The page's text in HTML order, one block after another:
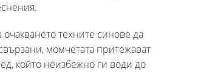
техните синове да
момчетата притежават
който неизбежно ги води до